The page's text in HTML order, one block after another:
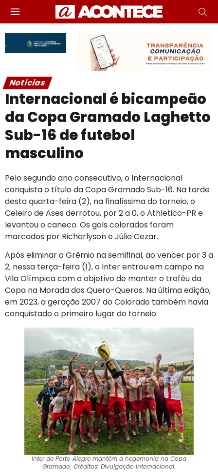
Notícias
Internacional é bicampeão
da Copa Gramado Laghetto
Sub-16 de futebol
masculino
Pelo segundo ano consecutivo, o Internacional
conquista o título da Copa Gramado Sub-16. Na tarde
desta quarta-feira (2), na finalíssima do torneio, o
Celeiro de Ases derrotou, por 2 a 0, o Athletico-PR e
levantou o caneco. Os gols colorados foram
marcados por Richarlyson e Júlio Cezar.
Após eliminar o Grêmio na semifinal, ao vencer por 3 a
2, nessa terça-feira (1), o Inter entrou em campo na
Vila Olímpica com o objetivo de manter o troféu da
Copa na Morada dos Quero-Queros. Na última edição,
em 2023, a geração 2007 do Colorado também havia
conquistado o primeiro lugar do torneio.
Inter de Porto Alegre mantém a hegemonia na Copa
Gramado. Créditos: Divulgação Internacional.